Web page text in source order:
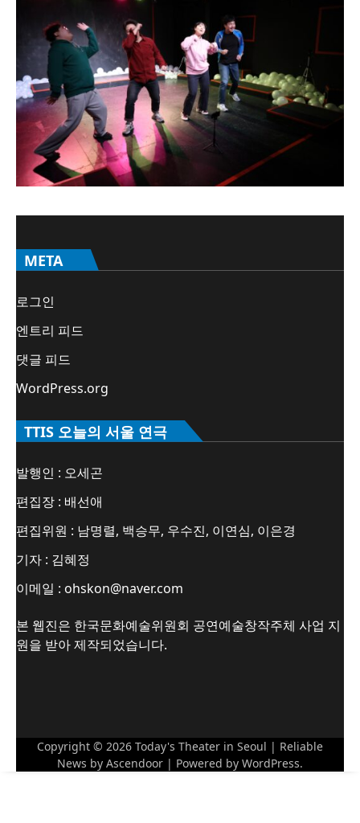
META
로그인
엔트리 피드
댓글 피드
WordPress.org
TTIS 오늘의 서울 연극
발행인 : 오세곤
편집장 : 배선애
편집위원 : 남명렬, 백승무, 우수진, 이연심, 이은경
기자 : 김혜정
이메일 : ohskon@naver.com
본 웹진은 한국문화예술위원회 공연예술창작주체 사업 지
원을 받아 제작되었습니다.
Copyright © 2026 Today's Theater in Seoul | Reliable
News by Ascendoor | Powered by WordPress.